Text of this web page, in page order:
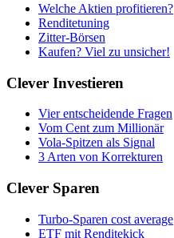
Welche Aktien profitieren?
Renditetuning
Zitter-Börsen
Kaufen? Viel zu unsicher!
Clever Investieren
Vier entscheidende Fragen
Vom Cent zum Millionär
Vola-Spitzen als Signal
3 Arten von Korrekturen
Clever Sparen
Turbo-Sparen cost average
ETF mit Renditekick